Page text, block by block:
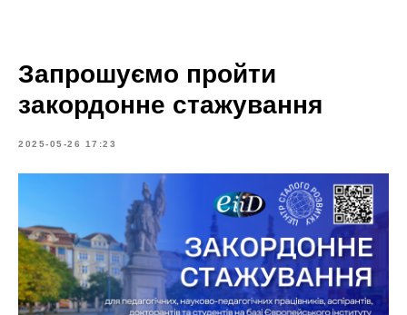
Запрошуємо пройти
закордонне стажування
2025-05-26 17:23